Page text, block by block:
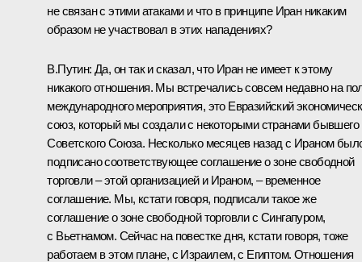
не связан с этими атаками и что в принципе Иран никаким
образом не участвовал в этих нападениях?
В.Путин: Да, он так и сказал, что Иран не имеет к этому
никакого отношения. Мы встречались совсем недавно на
международного мероприятия, это Евразийский
союз, который мы создали с некоторыми странами бывшего
Советского Союза. Несколько месяцев назад с Ираном
подписано соответствующее соглашение о зоне свободной
торговли – этой организацией и Ираном, – временное
соглашение. Мы, кстати говоря, подписали такое же
соглашение о зоне свободной торговли с Сингапуром,
с Вьетнамом. Сейчас на повестке дня, кстати говоря, тоже
работаем в этом плане, с Израилем, с Египтом. Отношения